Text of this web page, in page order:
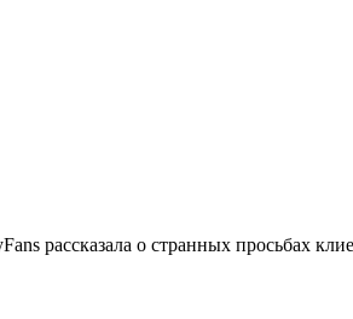
рассказала о странных просьбах